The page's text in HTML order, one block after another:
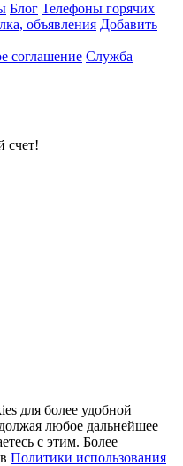
Блог Телефоны горячих
объявления Добавить
соглашение Служба
счет!
для более удобной
любое дальнейшее
с этим. Более
Политики использования